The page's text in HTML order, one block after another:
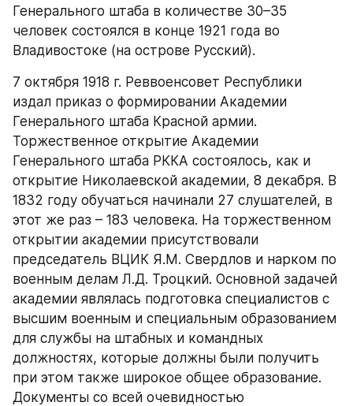
Генерального штаба в количестве 30–35
человек состоялся в конце 1921 года во
Владивостоке (на острове Русский).
7 октября 1918 г. Реввоенсовет Республики
издал приказ о формировании Академии
Генерального штаба Красной армии.
Торжественное открытие Академии
Генерального штаба РККА состоялось, как и
открытие Николаевской академии, 8 декабря. В
1832 году обучаться начинали 27 слушателей, в
этот же раз – 183 человека. На торжественном
открытии академии присутствовали
председатель ВЦИК Я.М. Свердлов и нарком по
военным делам Л.Д. Троцкий. Основной задачей
академии являлась подготовка специалистов с
высшим военным и специальным образованием
для службы на штабных и командных
должностях, которые должны были получить
при этом также широкое общее образование.
Документы со всей очевидностью